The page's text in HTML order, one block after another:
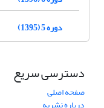
دوره 5 (1395)
دسترسی سریع
صفحه اصلی
درباره نشریه